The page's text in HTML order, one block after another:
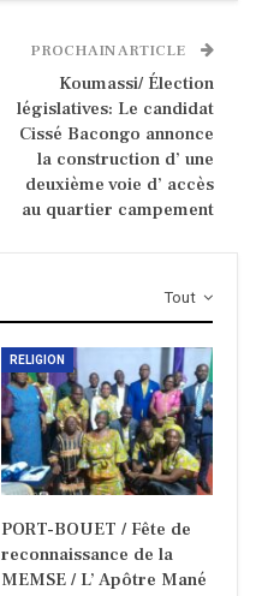
PROCHAIN ARTICLE
Koumassi/ Élection
législatives: Le candidat
Cissé Bacongo annonce
la construction d’ une
deuxième voie d’ accès
au quartier campement
Tout
RELIGION
PORT-BOUET / Fête de
reconnaissance de la
MEMSE / L’ Apôtre Mané